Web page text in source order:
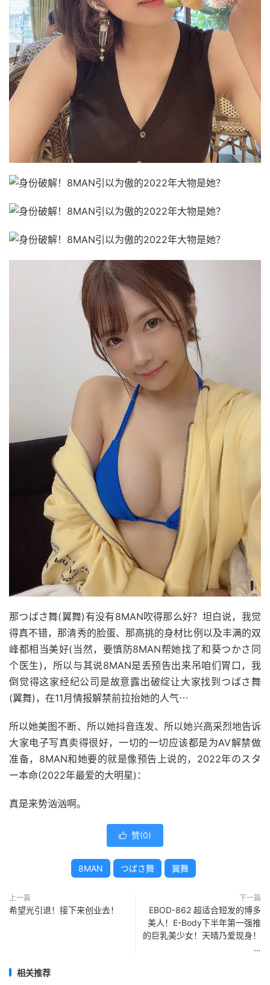
那つばさ舞(翼舞)有没有8MAN吹得那么好？坦白说，我觉
得真不错，那清秀的脸蛋、那高挑的身材比例以及丰满的双
峰都相当美好(当然，要慎防8MAN帮她找了和葵つかさ同
个医生)，所以与其说8MAN是丢预告出来吊咱们胃口，我
倒觉得这家经纪公司是故意露出破绽让大家找到つばさ舞
(翼舞)，在11月情报解禁前拉抬她的人气⋯
所以她美图不断、所以她抖音连发、所以她兴高采烈地告诉
大家电子写真卖得很好，一切的一切应该都是为AV解禁做
准备，8MAN和她要的就是像预告上说的，2022年のスタ
ー本命(2022年最爱的大明星)：
真是来势汹汹啊。
 赞(0)
8MAN つばさ舞 翼舞
上一篇
希望光引退！接下来创业去！
下一篇
EBOD-862 超适合短发的博多
美人！E-Body下半年第一强推
的巨乳美少女！天晴乃爱现身！
…
相关推荐